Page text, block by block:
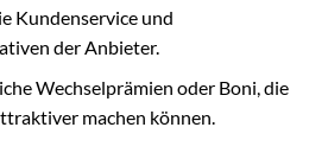
Kundenservice und
der Anbieter.
Wechselprämien oder Boni, die
machen können.